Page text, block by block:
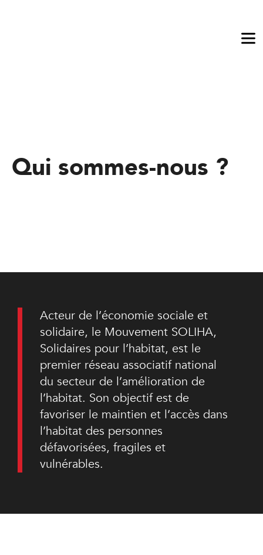
Qui sommes-nous ?
Acteur de l’économie sociale et
solidaire, le Mouvement SOLIHA,
Solidaires pour l’habitat, est le
premier réseau associatif national
du secteur de l’amélioration de
l’habitat. Son objectif est de
favoriser le maintien et l’accès dans
l’habitat des personnes
défavorisées, fragiles et
vulnérables.